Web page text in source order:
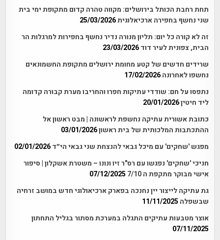
תחת רחבת הכותל בירושלים: מקווה טהרה קדום מתקופת ימי בית
שני נחשף בחפירה ארכיאלוגית25/03/2026
זה לא קורה כל יום: תליון מנורה נדיר נחשף בחפירות למרגלות הר
הבית, צפונית לעיר דוד 23/03/2026
שרידים חדשים של קטע מחומת ירושלים מתקופת החשמונאים
נחשפו לאחרונה 17/02/2026
נתפסו על חם: שודדי עתיקות חפרו והחריבו מערת קבורה קדומה
ליד חיטין20/01/2026
כתובת אשורית עתיקה נחשפת לראשונה | מבט ראשון אל
ההתכתבות המלכותית של בית ראשון03/01/2026
מפגש 'שחקים' עם מיכל גבאי להנצחת שני גבאי הי״ד 02/01/2026
חניכי 'שחקים' נפגשו עם רס"ר זיו ונונו – משטרת אשקלון | סיפור
אישי מבוקר מתקפת ה 7/10
07/12/2025
גת עתיקה לייצור יין נחנכה בפארק ארכיאולוגי חדש במושב זרחיה
שבשפלה 11/11/2025
אוצר מטבעות עתיקים התגלה במערכת מסתור בגליל התחתון
07/11/2025